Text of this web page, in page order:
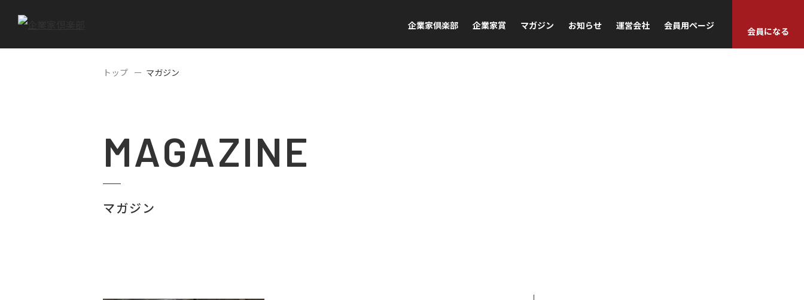
企業家倶楽部 企業家賞 マガジン お知らせ 運営会社 会員用ページ
会員になる
トップ マガジン
MAGAZINE
マガジン